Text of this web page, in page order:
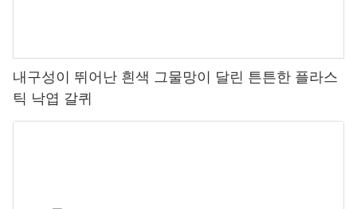
내구성이 뛰어난 흰색 그물망이 달린 튼튼한 플라스
틱 낙엽 갈퀴